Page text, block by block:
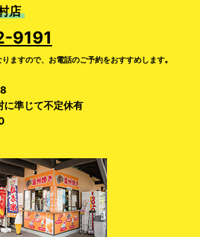
店
9191
ますので、お電話のご予約をおすすめします｡
準じて不定休有